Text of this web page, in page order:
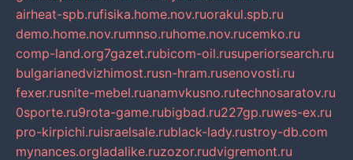
airheat-spb.rufisika.home.nov.ruorakul.spb.ru
demo.home.nov.rumnso.ruhome.nov.rucemko.ru
comp-land.org7gazet.rubicom-oil.rusuperiorsearch.ru
bulgarianedvizhimost.rusn-hram.rusenovosti.ru
fexer.rusnite-mebel.ruanamvkusno.rutechnosaratov.ru
0sporte.ru9rota-game.rubigbad.ru227gp.ruwes-ex.ru
pro-kirpichi.ruisraelsale.rublack-lady.rustroy-db.com
mynances.orgladalike.ruzozor.rudvigremont.ru